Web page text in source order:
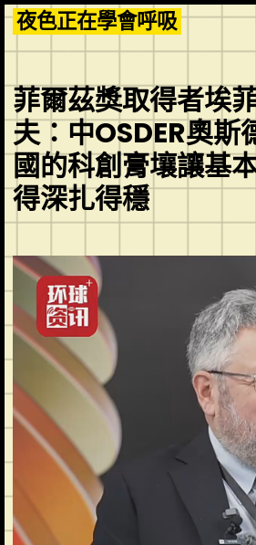
Skip
to
content
夜色正在學會呼吸
菲爾茲獎取得者埃
夫：中OSDER奧斯
國的科創膏壤讓基
得深扎得穩